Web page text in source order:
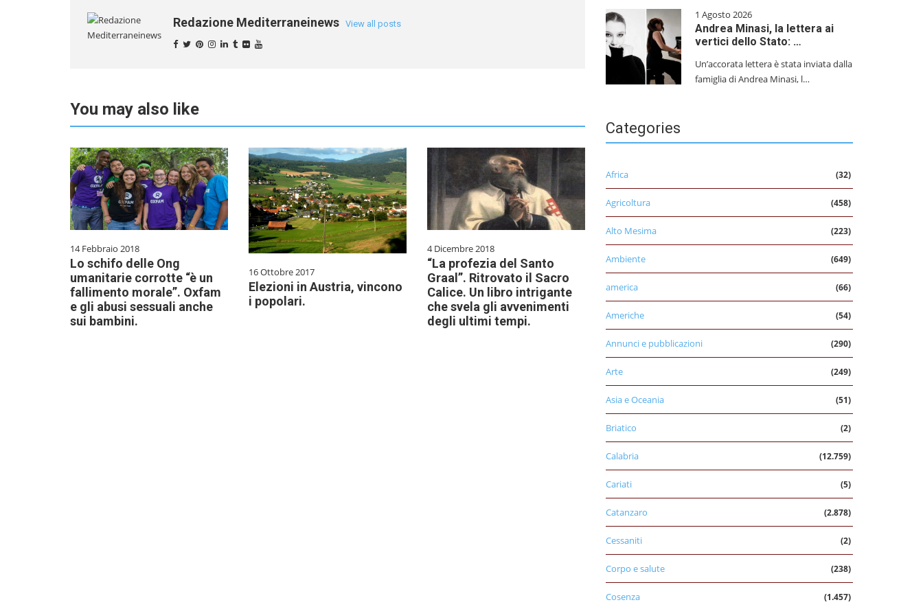
Redazione Mediterraneinews View all posts
You may also like
14 Febbraio 2018
Lo schifo delle Ong
umanitarie corrotte “è un
fallimento morale”. Oxfam
e gli abusi sessuali anche
sui bambini.
16 Ottobre 2017
Elezioni in Austria, vincono
i popolari.
4 Dicembre 2018
“La profezia del Santo
Graal”. Ritrovato il Sacro
Calice. Un libro intrigante
che svela gli avvenimenti
degli ultimi tempi.
1 Agosto 2026
Andrea Minasi, la lettera ai
vertici dello Stato: …
Un’accorata lettera è stata inviata dalla
famiglia di Andrea Minasi, l…
Categories
Africa (32)
Agricoltura (458)
Alto Mesima (223)
Ambiente (649)
america (66)
Americhe (54)
Annunci e pubblicazioni (290)
Arte (249)
Asia e Oceania (51)
Briatico (2)
Calabria (12.759)
Cariati (5)
Catanzaro (2.878)
Cessaniti (2)
Corpo e salute (238)
Cosenza (1.457)